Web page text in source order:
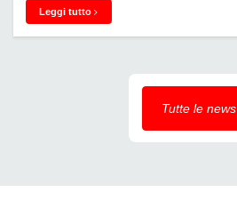
Leggi tutto
Tutte le news